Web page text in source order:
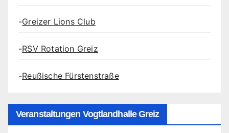
-Greizer Lions Club
-RSV Rotation Greiz
-Reußische Fürstenstraße
Veranstaltungen Vogtlandhalle Greiz